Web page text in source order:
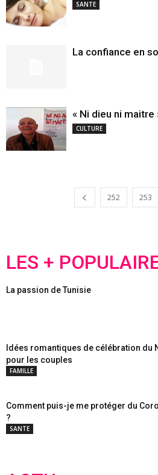
SANTE
La confiance en
« Ni dieu ni
CULTURE
252 253
LES +
La passion de Tunisie
Idées romantiques de célébration du
pour les couples
FAMILLE
Comment puis-je me protéger du
?
SANTE